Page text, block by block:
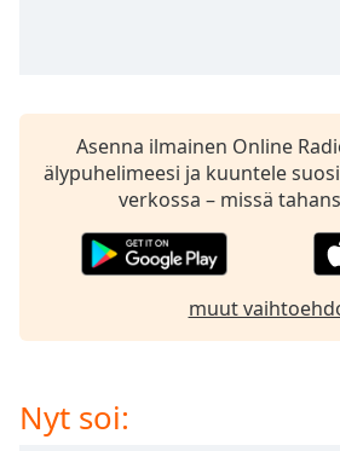
Playback
Chapters
Chapters
Descriptions
off,
Subtitles
Asenna ilmainen Online
älypuhelimeesi ja kuuntele
verkossa – missä
muut
Nyt soi: